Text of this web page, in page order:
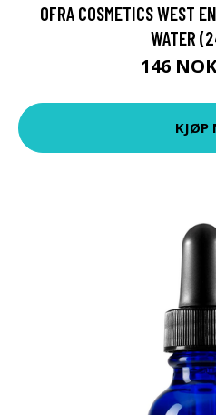
OFRA COSMETICS WEST
WATER
146
KJØP